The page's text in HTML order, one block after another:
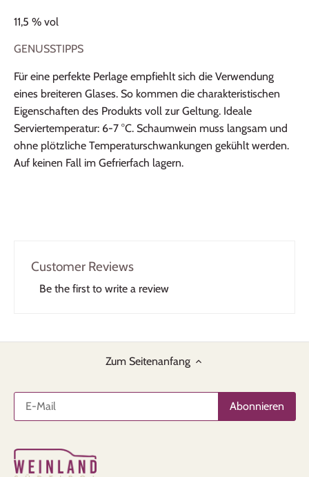
11,5 % vol
GENUSSTIPPS
Für eine perfekte Perlage empfiehlt sich die Verwendung
eines breiteren Glases. So kommen die charakteristischen
Eigenschaften des Produkts voll zur Geltung. Ideale
Serviertemperatur: 6-7 °C. Schaumwein muss langsam und
ohne plötzliche Temperaturschwankungen gekühlt werden.
Auf keinen Fall im Gefrierfach lagern.
Customer Reviews
Be the first to write a review
Zum Seitenanfang